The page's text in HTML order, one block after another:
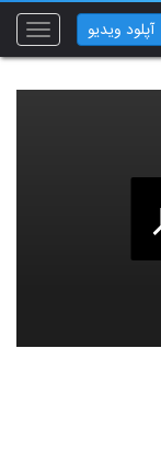
Toggle
آپلود ویدیو